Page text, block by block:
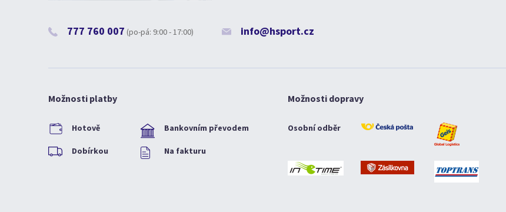
777 760 007 (po-pá: 9:00 - 17:00) info@hsport.cz
Možnosti platby
Hotově Bankovním převodem
Dobírkou Na fakturu
Možnosti dopravy
Osobní odběr